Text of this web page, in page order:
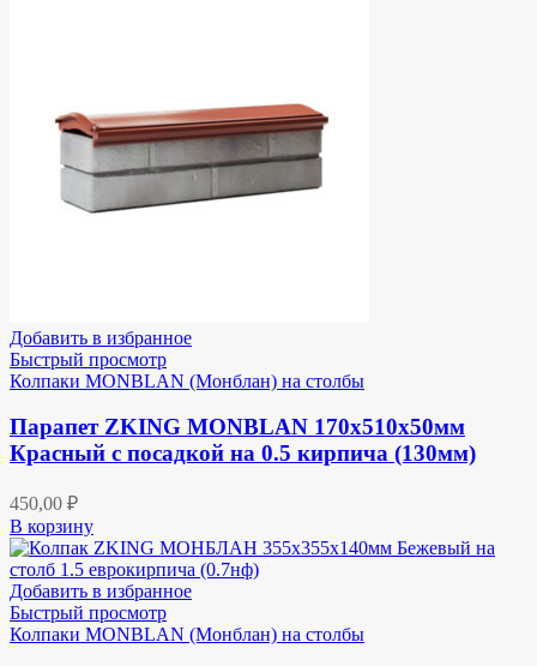
Добавить в избранное
Быстрый просмотр
Колпаки MONBLAN (Монблан) на столбы
Парапет ZKING MONBLAN 170х510х50мм
Красный с посадкой на 0.5 кирпича (130мм)
450,00 ₽
В корзину
Добавить в избранное
Быстрый просмотр
Колпаки MONBLAN (Монблан) на столбы